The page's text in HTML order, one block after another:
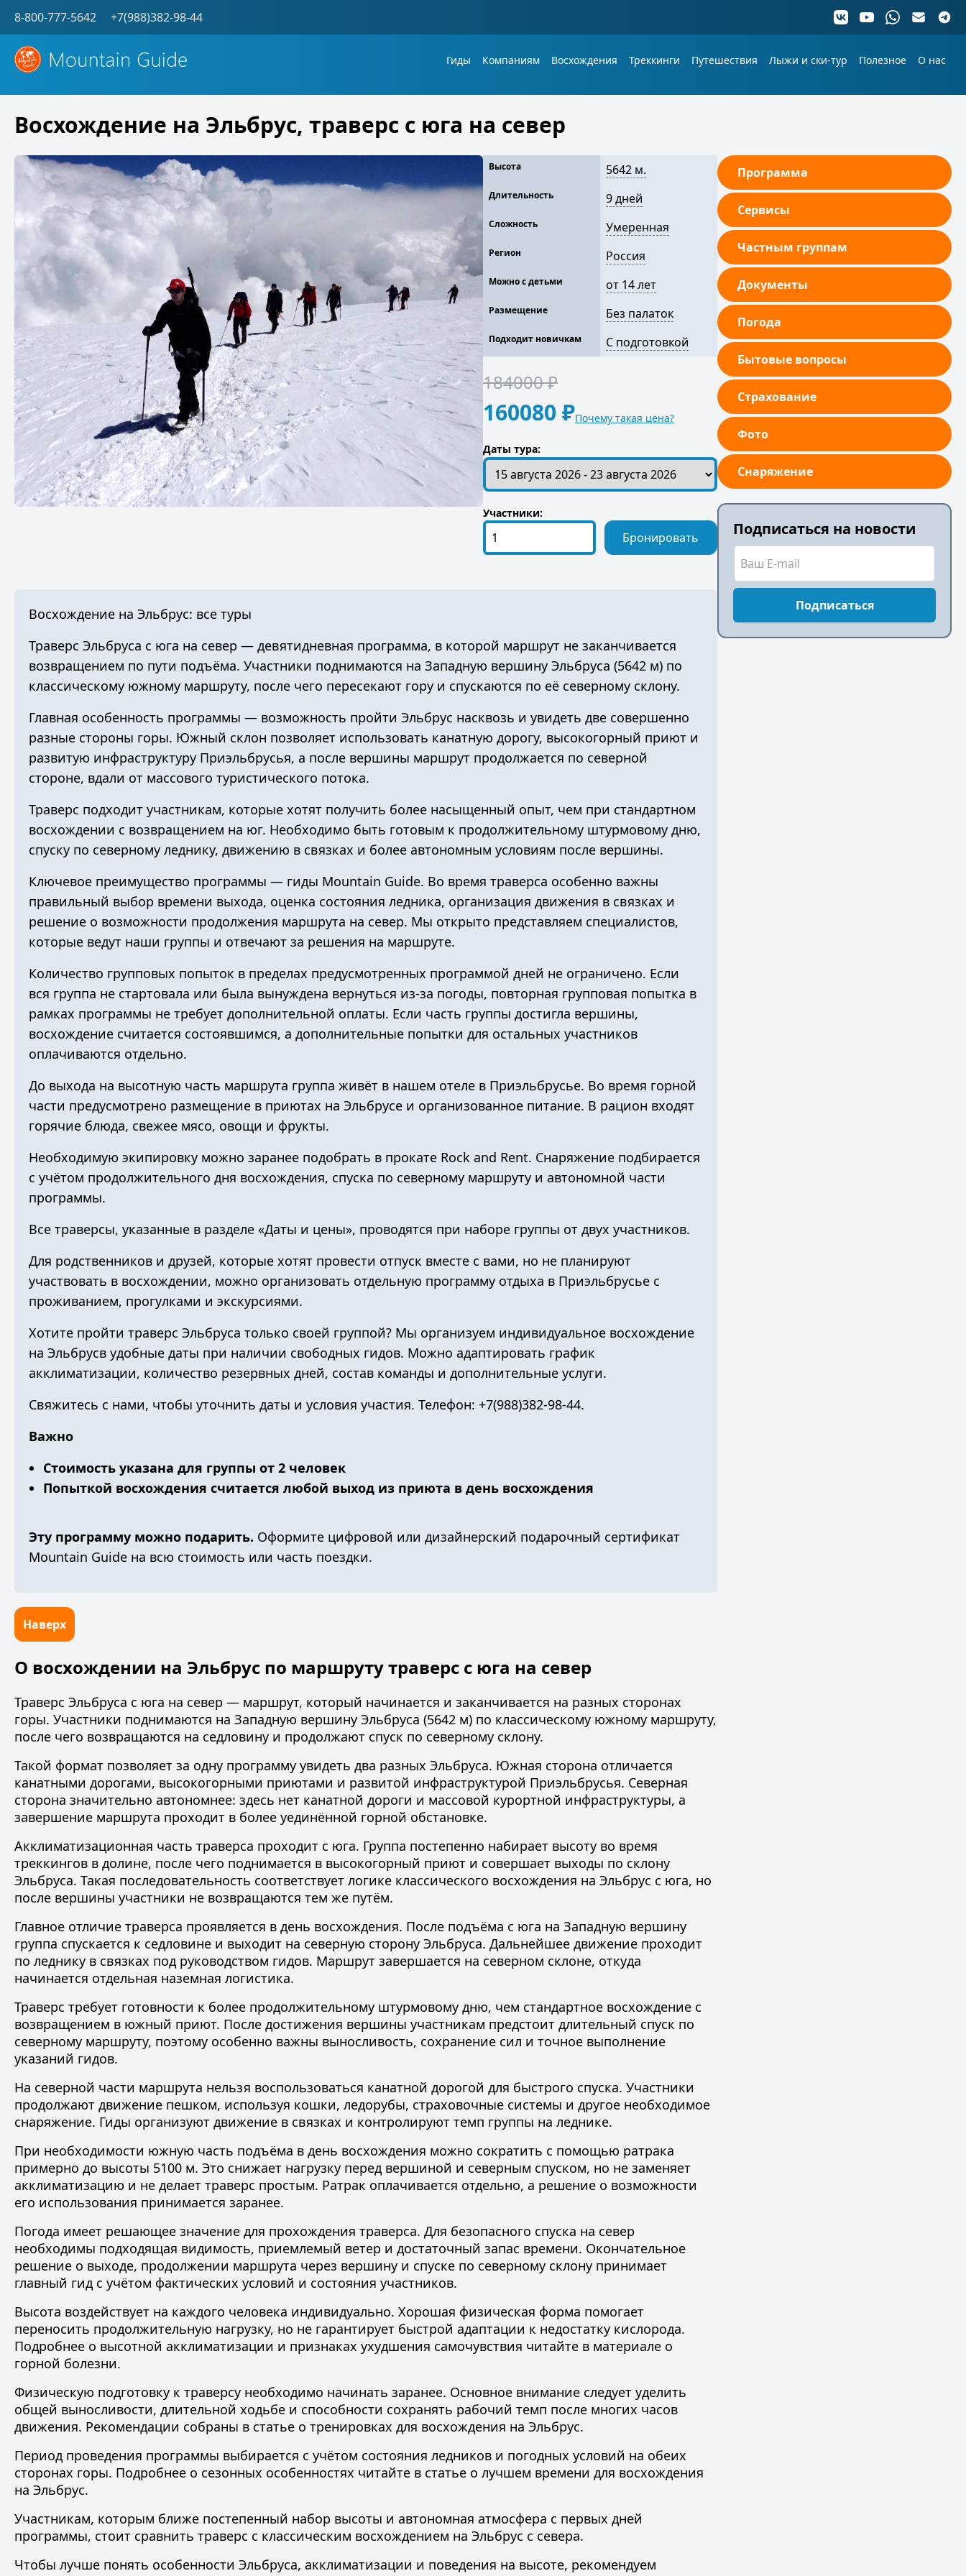
8-800-777-5642 +7(988)382-98-44
Гиды Компаниям Восхождения Треккинги Путешествия Лыжи и ски-тур Полезное О нас
Восхождение на Эльбрус, траверс с юга на север
Высота 5642 м.
Длительность 9 дней
Сложность Умеренная
Регион Россия
Можно с детьми от 14 лет
Размещение Без палаток
Подходит новичкам С подготовкой
184000 ₽
160080 ₽Почему такая цена?
Даты тура:
Участники:
Бронировать
Восхождение на Эльбрус: все туры
Траверс Эльбруса с юга на север — девятидневная программа, в которой маршрут не заканчивается
возвращением по пути подъёма. Участники поднимаются на Западную вершину Эльбруса (5642 м) по
классическому южному маршруту, после чего пересекают гору и спускаются по её северному склону.
Главная особенность программы — возможность пройти Эльбрус насквозь и увидеть две совершенно
разные стороны горы. Южный склон позволяет использовать канатную дорогу, высокогорный приют и
развитую инфраструктуру Приэльбрусья, а после вершины маршрут продолжается по северной
стороне, вдали от массового туристического потока.
Траверс подходит участникам, которые хотят получить более насыщенный опыт, чем при стандартном
восхождении с возвращением на юг. Необходимо быть готовым к продолжительному штурмовому дню,
спуску по северному леднику, движению в связках и более автономным условиям после вершины.
Ключевое преимущество программы — гиды Mountain Guide. Во время траверса особенно важны
правильный выбор времени выхода, оценка состояния ледника, организация движения в связках и
решение о возможности продолжения маршрута на север. Мы открыто представляем специалистов,
которые ведут наши группы и отвечают за решения на маршруте.
Количество групповых попыток в пределах предусмотренных программой дней не ограничено. Если
вся группа не стартовала или была вынуждена вернуться из-за погоды, повторная групповая попытка в
рамках программы не требует дополнительной оплаты. Если часть группы достигла вершины,
восхождение считается состоявшимся, а дополнительные попытки для остальных участников
оплачиваются отдельно.
До выхода на высотную часть маршрута группа живёт в нашем отеле в Приэльбрусье. Во время горной
части предусмотрено размещение в приютах на Эльбрусе и организованное питание. В рацион входят
горячие блюда, свежее мясо, овощи и фрукты.
Необходимую экипировку можно заранее подобрать в прокате Rock and Rent. Снаряжение подбирается
с учётом продолжительного дня восхождения, спуска по северному маршруту и автономной части
программы.
Все траверсы, указанные в разделе «Даты и цены», проводятся при наборе группы от двух участников.
Для родственников и друзей, которые хотят провести отпуск вместе с вами, но не планируют
участвовать в восхождении, можно организовать отдельную программу отдыха в Приэльбрусье с
проживанием, прогулками и экскурсиями.
Хотите пройти траверс Эльбруса только своей группой? Мы организуем индивидуальное восхождение
на Эльбрусв удобные даты при наличии свободных гидов. Можно адаптировать график
акклиматизации, количество резервных дней, состав команды и дополнительные услуги.
Свяжитесь с нами, чтобы уточнить даты и условия участия. Телефон: +7(988)382-98-44.
Важно
Стоимость указана для группы от 2 человек
Попыткой восхождения считается любой выход из приюта в день восхождения
Эту программу можно подарить. Оформите цифровой или дизайнерский подарочный сертификат
Mountain Guide на всю стоимость или часть поездки.
Наверх
О восхождении на Эльбрус по маршруту траверс с юга на север
Траверс Эльбруса с юга на север — маршрут, который начинается и заканчивается на разных сторонах
горы. Участники поднимаются на Западную вершину Эльбруса (5642 м) по классическому южному маршруту,
после чего возвращаются на седловину и продолжают спуск по северному склону.
Такой формат позволяет за одну программу увидеть два разных Эльбруса. Южная сторона отличается
канатными дорогами, высокогорными приютами и развитой инфраструктурой Приэльбрусья. Северная
сторона значительно автономнее: здесь нет канатной дороги и массовой курортной инфраструктуры, а
завершение маршрута проходит в более уединённой горной обстановке.
Акклиматизационная часть траверса проходит с юга. Группа постепенно набирает высоту во время
треккингов в долине, после чего поднимается в высокогорный приют и совершает выходы по склону
Эльбруса. Такая последовательность соответствует логике классического восхождения на Эльбрус с юга, но
после вершины участники не возвращаются тем же путём.
Главное отличие траверса проявляется в день восхождения. После подъёма с юга на Западную вершину
группа спускается к седловине и выходит на северную сторону Эльбруса. Дальнейшее движение проходит
по леднику в связках под руководством гидов. Маршрут завершается на северном склоне, откуда
начинается отдельная наземная логистика.
Траверс требует готовности к более продолжительному штурмовому дню, чем стандартное восхождение с
возвращением в южный приют. После достижения вершины участникам предстоит длительный спуск по
северному маршруту, поэтому особенно важны выносливость, сохранение сил и точное выполнение
указаний гидов.
На северной части маршрута нельзя воспользоваться канатной дорогой для быстрого спуска. Участники
продолжают движение пешком, используя кошки, ледорубы, страховочные системы и другое необходимое
снаряжение. Гиды организуют движение в связках и контролируют темп группы на леднике.
При необходимости южную часть подъёма в день восхождения можно сократить с помощью ратрака
примерно до высоты 5100 м. Это снижает нагрузку перед вершиной и северным спуском, но не заменяет
акклиматизацию и не делает траверс простым. Ратрак оплачивается отдельно, а решение о возможности
его использования принимается заранее.
Погода имеет решающее значение для прохождения траверса. Для безопасного спуска на север
необходимы подходящая видимость, приемлемый ветер и достаточный запас времени. Окончательное
решение о выходе, продолжении маршрута через вершину и спуске по северному склону принимает
главный гид с учётом фактических условий и состояния участников.
Высота воздействует на каждого человека индивидуально. Хорошая физическая форма помогает
переносить продолжительную нагрузку, но не гарантирует быстрой адаптации к недостатку кислорода.
Подробнее о высотной акклиматизации и признаках ухудшения самочувствия читайте в материале о
горной болезни.
Физическую подготовку к траверсу необходимо начинать заранее. Основное внимание следует уделить
общей выносливости, длительной ходьбе и способности сохранять рабочий темп после многих часов
движения. Рекомендации собраны в статье о тренировках для восхождения на Эльбрус.
Период проведения программы выбирается с учётом состояния ледников и погодных условий на обеих
сторонах горы. Подробнее о сезонных особенностях читайте в статье о лучшем времени для восхождения
на Эльбрус.
Участникам, которым ближе постепенный набор высоты и автономная атмосфера с первых дней
программы, стоит сравнить траверс с классическим восхождением на Эльбрус с севера.
Чтобы лучше понять особенности Эльбруса, акклиматизации и поведения на высоте, рекомендуем
Программа
Сервисы
Частным группам
Документы
Погода
Бытовые вопросы
Страхование
Фото
Снаряжение
Подписаться на новости
Подписаться